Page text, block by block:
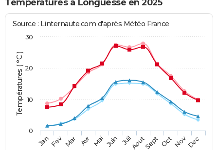
Températures à Longuesse en 2025
Températures ( °C )
Source : Linternaute.com d'après Météo France
JanFev Mar Avr Mai Juin JuilAoutSept OctNovDec
0
10
20
30